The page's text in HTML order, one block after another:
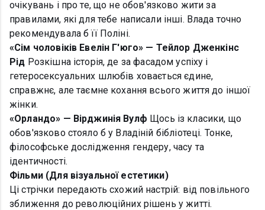
очікувань і про те, що не обов'язково жити за
правилами, які для тебе написали інші. Влада точно
рекомендувала б її Поліні.
«Сім чоловіків Евелін Г'юго» — Тейлор Дженкінс
Рід Розкішна історія, де за фасадом успіху і
гетеросексуальних шлюбів ховається єдине,
справжнє, але таємне кохання всього життя до іншої
жінки.
«Орландо» — Вірджинія Вулф Щось із класики, що
обов'язково стояло б у Владіній бібліотеці. Тонке,
філософське дослідження гендеру, часу та
ідентичності.
Фільми (Для візуальної естетики)
Ці стрічки передають схожий настрій: від повільного
зближення до революційних рішень у житті.